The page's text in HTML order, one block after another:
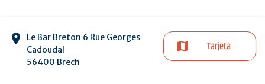
Le Bar Breton 6 Rue Georges
Cadoudal
56400 Brech
Tarjeta